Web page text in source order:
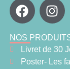
NOS
Livret de 30
Poster- Les